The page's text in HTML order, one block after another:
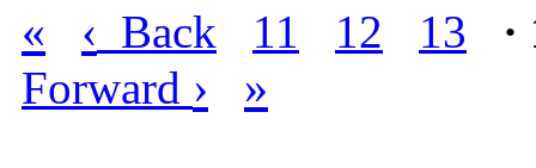
« ‹ Back 11 12 13
·
Forward › »